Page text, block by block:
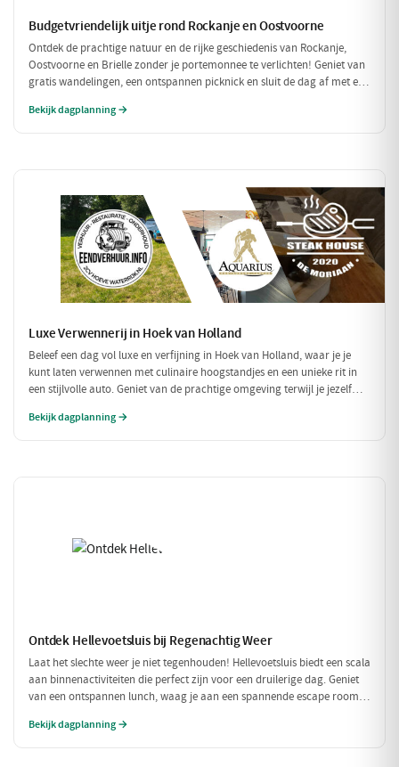
Budgetvriendelijk uitje rond Rockanje en Oostvoorne
Ontdek de prachtige natuur en de rijke geschiedenis van Rockanje,
Oostvoorne en Brielle zonder je portemonnee te verlichten! Geniet van
gratis wandelingen, een ontspannen picknick en sluit de dag af met een
Bekijk dagplanning →
Luxe Verwennerij in Hoek van Holland
Beleef een dag vol luxe en verfijning in Hoek van Holland, waar je je
kunt laten verwennen met culinaire hoogstandjes en een unieke rit in
een stijlvolle auto. Geniet van de prachtige omgeving terwijl je jezelf
in een prachtige oldtimer. Een perfect dagje uit voor de fijnproever en
Bekijk dagplanning →
Ontdek Hellevoetsluis bij Regenachtig Weer
Laat het slechte weer je niet tegenhouden! Hellevoetsluis biedt een scala
aan binnenactiviteiten die perfect zijn voor een druilerige dag. Geniet
van een ontspannen lunch, waag je aan een spannende escape room
binnenshuis!
Bekijk dagplanning →